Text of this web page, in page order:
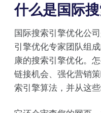
什么是国际
国际搜索引擎优化公
引擎优化专家团队组
康的搜索引擎优化。
链接机会、强化营销
索引擎算法，并从这